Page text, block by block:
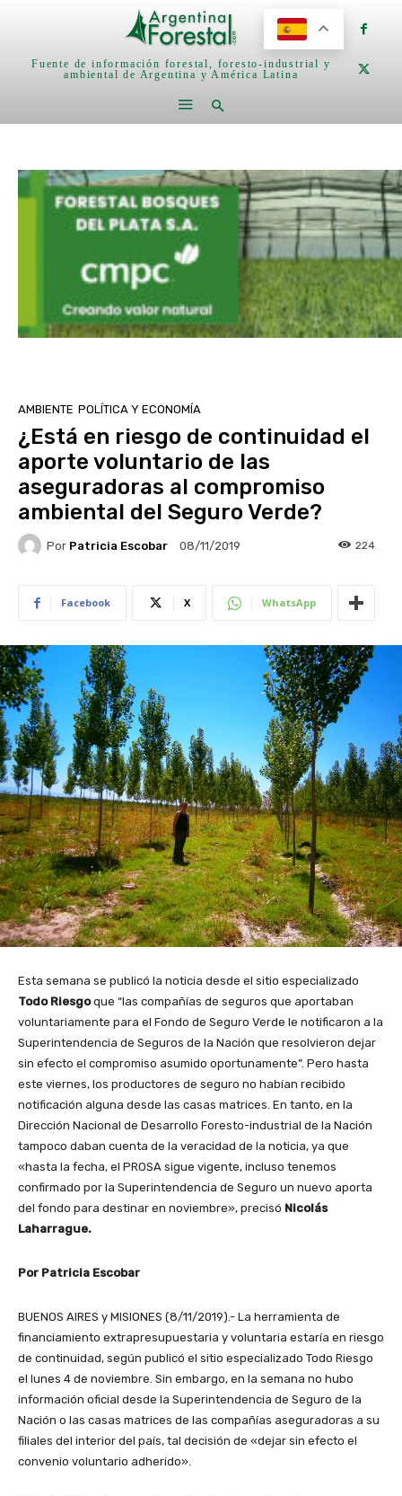
Fuente de información forestal, foresto-industrial y
ambiental de Argentina y América Latina
AMBIENTE POLÍTICA Y ECONOMÍA
¿Está en riesgo de continuidad el
aporte voluntario de las
aseguradoras al compromiso
ambiental del Seguro Verde?
Por Patricia Escobar 08/11/2019 224
Facebook X WhatsApp
Esta semana se publicó la noticia desde el sitio especializado
Todo Riesgoque “las compañías de seguros que aportaban
voluntariamente para el Fondo de Seguro Verde le notificaron a la
Superintendencia de Seguros de la Nación que resolvieron dejar
sin efecto el compromiso asumido oportunamente”. Pero hasta
este viernes, los productores de seguro no habían recibido
notificación alguna desde las casas matrices. En tanto, en la
Dirección Nacional de Desarrollo Foresto-industrial de la Nación
tampoco daban cuenta de la veracidad de la noticia, ya que
«hasta la fecha, el PROSA sigue vigente, incluso tenemos
confirmado por la Superintendencia de Seguro un nuevo aporta
del fondo para destinar en noviembre», precisó Nicolás
Laharrague.
Por Patricia Escobar
BUENOS AIRES y MISIONES (8/11/2019).- La herramienta de
financiamiento extrapresupuestaria y voluntaria estaría en riesgo
de continuidad, según publicó el sitio especializado Todo Riesgo
el lunes 4 de noviembre. Sin embargo, en la semana no hubo
información oficial desde la Superintendencia de Seguro de la
Nación o las casas matrices de las compañías aseguradoras a su
filiales del interior del país, tal decisión de «dejar sin efecto el
convenio voluntario adherido».